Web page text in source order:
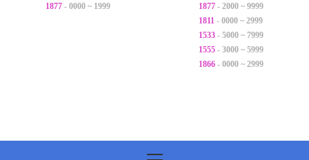
1877 - 0000 ~ 1999 1877- 2000 ~ 9999
1811 - 0000 ~ 2999
1533- 5000 ~ 7999
1555- 3000 ~ 5999
1866- 0000 ~ 2999